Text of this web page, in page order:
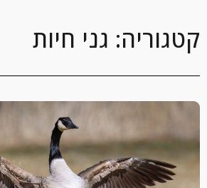
קטגוריה: גני חיות